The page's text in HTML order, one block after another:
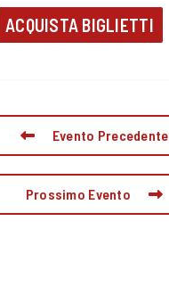
ACQUISTA BIGLIETTI
Evento Precedente
Prossimo Evento